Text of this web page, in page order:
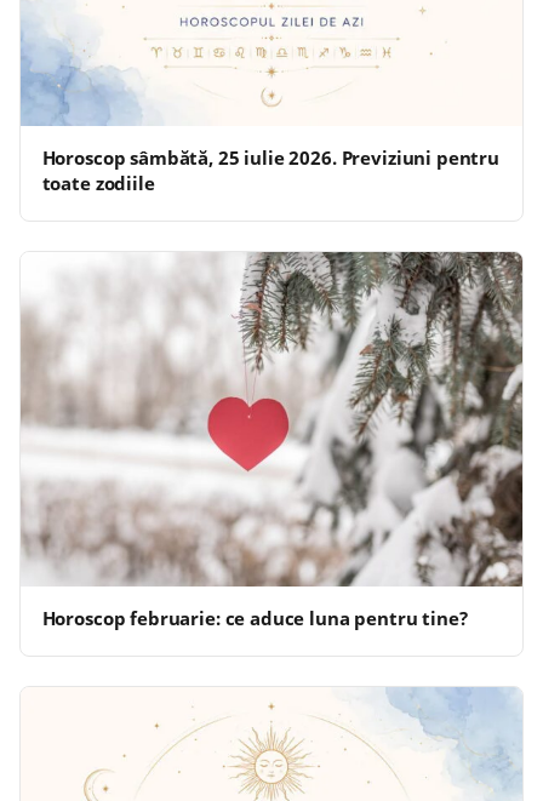
Horoscop sâmbătă, 25 iulie 2026. Previziuni pentru
toate zodiile
Horoscop februarie: ce aduce luna pentru tine?